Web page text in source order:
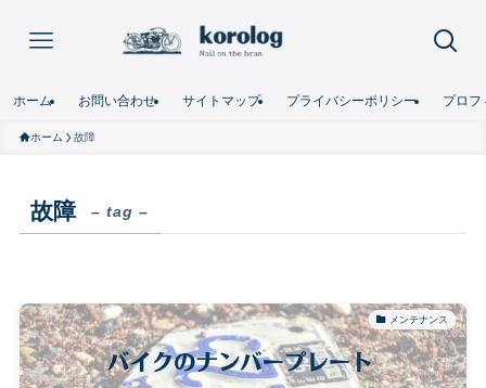
ホーム お問い合わせ サイトマップ プライバシーポリシー プロフ
ホーム 故障
故障 – tag –
メンテナンス